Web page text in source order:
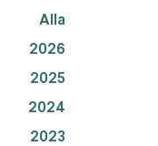
Alla
2026
2025
2024
2023